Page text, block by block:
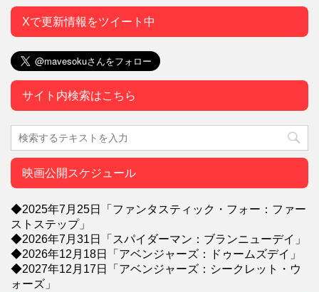
Xで更新情報をツイート中
サイト内検索はこちら
映画公開スケジュール
◆2025年7月25日「ファンタスティック・フォー：ファー
ストステップ」
◆2026年7月31日「スパイダーマン：ブランニューデイ」
◆2026年12月18日「アベンジャーズ：ドゥームズデイ」
◆2027年12月17日「アベンジャーズ：シークレット・ウ
ォーズ」